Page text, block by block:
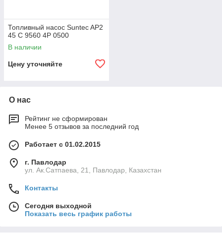
Топливный насос Suntec AP2
45 C 9560 4P 0500
В наличии
Цену уточняйте
О нас
Рейтинг не сформирован
Менее 5 отзывов за последний год
Работает с 01.02.2015
г. Павлодар
ул. Ак.Сатпаева, 21, Павлодар, Казахстан
Контакты
Сегодня выходной
Показать весь график работы